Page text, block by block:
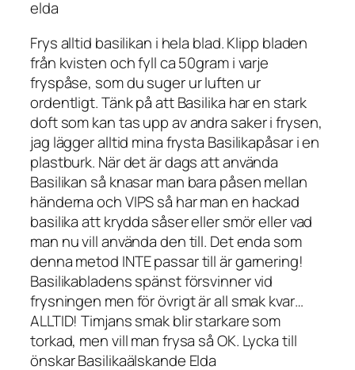
elda
Frys alltid basilikan i hela blad. Klipp bladen
från kvisten och fyll ca 50gram i varje
fryspåse, som du suger ur luften ur
ordentligt. Tänk på att Basilika har en stark
doft som kan tas upp av andra saker i frysen,
jag lägger alltid mina frysta Basilikapåsar i en
plastburk. När det är dags att använda
Basilikan så knasar man bara påsen mellan
händerna och VIPS så har man en hackad
basilika att krydda såser eller smör eller vad
man nu vill använda den till. Det enda som
denna metod INTE passar till är garnering!
Basilikabladens spänst försvinner vid
frysningen men för övrigt är all smak kvar…
ALLTID! Timjans smak blir starkare som
torkad, men vill man frysa så OK. Lycka till
önskar Basilikaälskande Elda